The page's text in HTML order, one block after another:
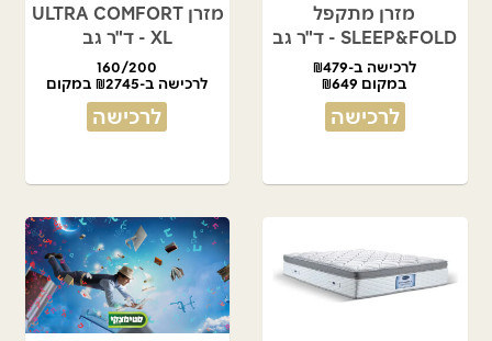
מזרן מתקפל
SLEEP&FOLD - ד"ר גב
לרכישה ב-₪479
במקום ₪649
לרכישה
מזרן ULTRA COMFORT
XL - ד"ר גב
160/200
לרכישה ב-₪2745 במקום
₪5490
לרכישה